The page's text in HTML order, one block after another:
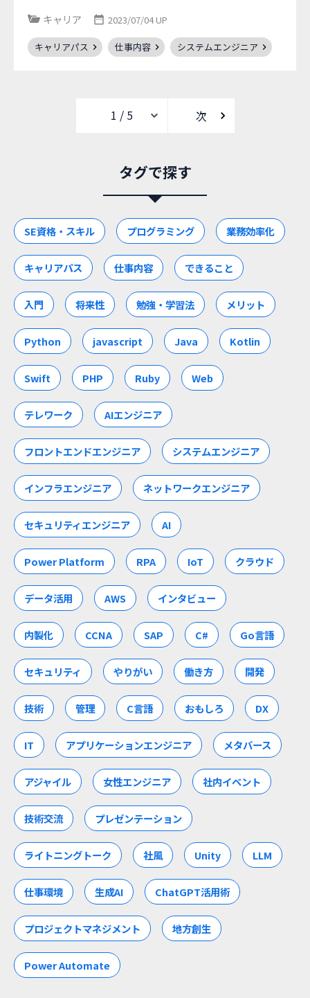
キャリア 2023/07/04 UP
キャリアパス 仕事内容 システムエンジニア
次
タグで探す
SE資格・スキル プログラミング 業務効率化
キャリアパス 仕事内容 できること
入門 将来性 勉強・学習法 メリット
Python javascript Java Kotlin
Swift PHP Ruby Web
テレワーク AIエンジニア
フロントエンドエンジニア システムエンジニア
インフラエンジニア ネットワークエンジニア
セキュリティエンジニア AI
Power Platform RPA IoT クラウド
データ活用 AWS インタビュー
内製化 CCNA SAP C# Go言語
セキュリティ やりがい 働き方 開発
技術 管理 C言語 おもしろ DX
IT アプリケーションエンジニア メタバース
アジャイル 女性エンジニア 社内イベント
技術交流 プレゼンテーション
ライトニングトーク 社風 Unity LLM
仕事環境 生成AI ChatGPT活用術
プロジェクトマネジメント 地方創生
Power Automate